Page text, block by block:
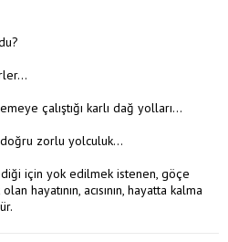
çalıştığı karlı dağ yolları...
zorlu yolculuk...
için yok edilmek istenen, göçe
hayatının, acısının, hayatta kalma